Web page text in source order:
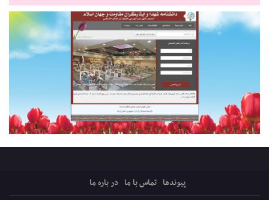
پیوندها تماس با ما در باره ما